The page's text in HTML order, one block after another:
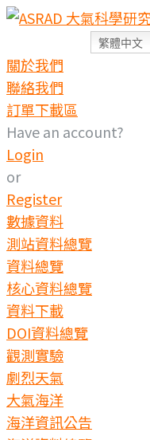
Skip
content
繁體中文
關於我們
聯絡我們
訂單下載區
Have an account?
Login
or
Register
數據資料
測站資料總覽
資料總覽
核心資料總覽
資料下載
DOI資料總覽
觀測實驗
劇烈天氣
大氣海洋
海洋資訊公告